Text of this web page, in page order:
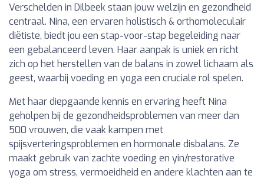
Verschelden in Dilbeek staan jouw welzijn en gezondheid
centraal. Nina, een ervaren holistisch & orthomoleculair
diëtiste, biedt jou een stap-voor-stap begeleiding naar
een gebalanceerd leven. Haar aanpak is uniek en richt
zich op het herstellen van de balans in zowel lichaam als
geest, waarbij voeding en yoga een cruciale rol spelen.
Met haar diepgaande kennis en ervaring heeft Nina
geholpen bij de gezondheidsproblemen van meer dan
500 vrouwen, die vaak kampen met
spijsverteringsproblemen en hormonale disbalans. Ze
maakt gebruik van zachte voeding en yin/restorative
yoga om stress, vermoeidheid en andere klachten aan te